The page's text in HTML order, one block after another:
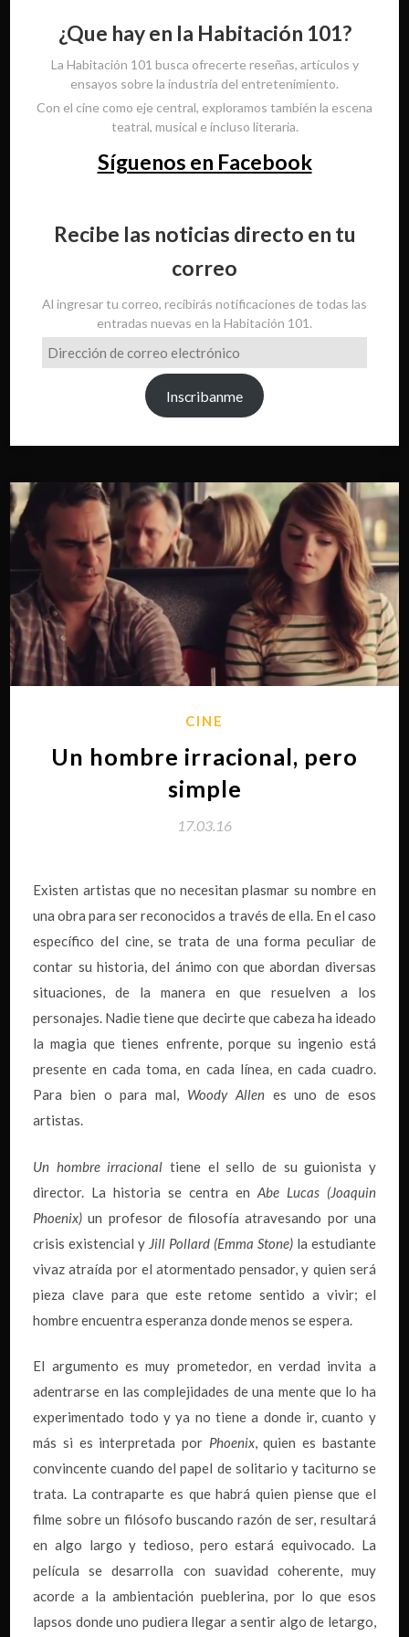
¿Que hay en la Habitación 101?
La Habitación 101 busca ofrecerte reseñas, artículos y
ensayos sobre la industria del entretenimiento.
Con el cine como eje central, exploramos también la escena
teatral, musical e incluso literaria.
Síguenos en Facebook
Recibe las noticias directo en tu
correo
Al ingresar tu correo, recibirás notificaciones de todas las
entradas nuevas en la Habitación 101.
Dirección
de
Inscribanme
CINE
Un hombre irracional, pero
simple
17.03.16
Existen artistas que no necesitan plasmar su nombre en
una obra para ser reconocidos a través de ella. En el caso
específico del cine, se trata de una forma peculiar de
contar su historia, del ánimo con que abordan diversas
situaciones, de la manera en que resuelven a los
personajes. Nadie tiene que decirte que cabeza ha ideado
la magia que tienes enfrente, porque su ingenio está
presente en cada toma, en cada línea, en cada cuadro.
Para bien o para mal, Woody Allenes uno de esos
artistas.
Un hombre irracional tiene el sello de su guionista y
director. La historia se centra en Abe Lucas (Joaquin
Phoenix)un profesor de filosofía atravesando por una
crisis existencial y Jill Pollard (Emma Stone)la estudiante
vivaz atraída por el atormentado pensador, y quien será
pieza clave para que este retome sentido a vivir; el
hombre encuentra esperanza donde menos se espera.
El argumento es muy prometedor, en verdad invita a
adentrarse en las complejidades de una mente que lo ha
experimentado todo y ya no tiene a donde ir, cuanto y
más si es interpretada por Phoenix, quien es bastante
convincente cuando del papel de solitario y taciturno se
trata. La contraparte es que habrá quien piense que el
filme sobre un filósofo buscando razón de ser, resultará
en algo largo y tedioso, pero estará equivocado. La
película se desarrolla con suavidad coherente, muy
acorde a la ambientación pueblerina, por lo que esos
lapsos donde uno pudiera llegar a sentir algo de letargo,